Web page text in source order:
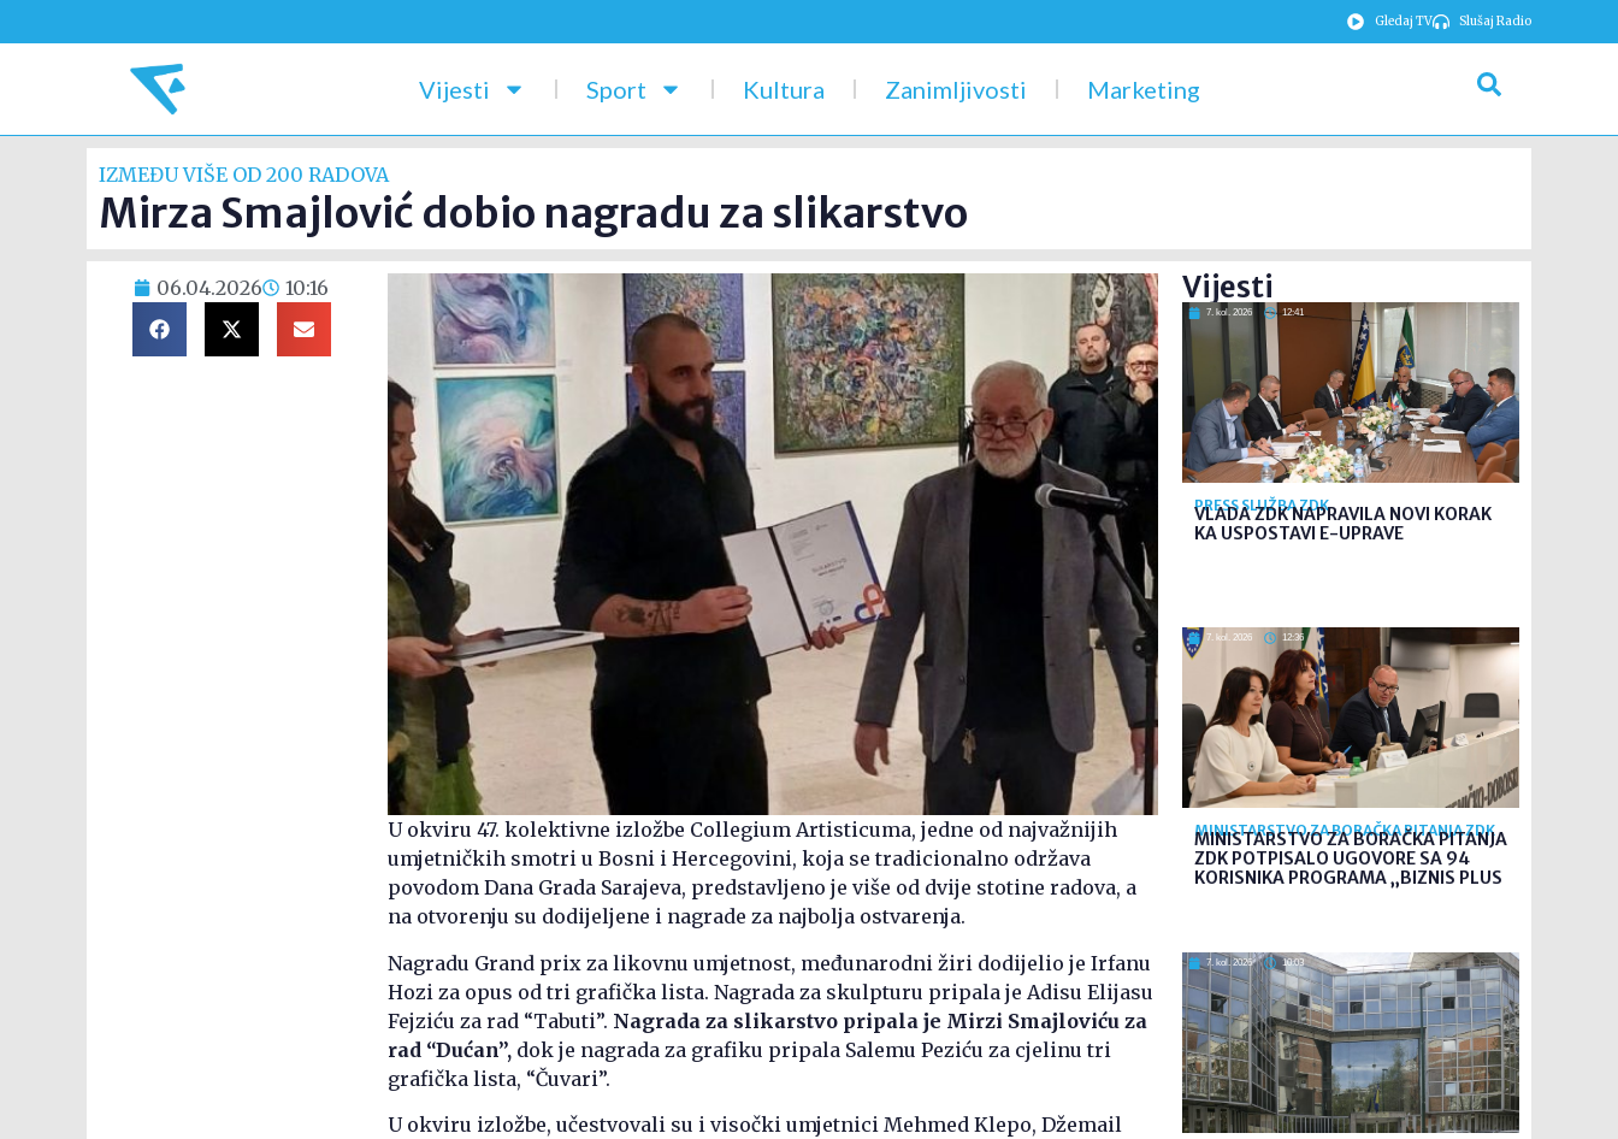
Gledaj TV Slušaj Radio
Vijesti Sport Kultura Zanimljivosti Marketing
IZMEĐU VIŠE OD 200 RADOVA
Mirza Smajlović dobio nagradu za slikarstvo
06.04.2026 10:16
U okviru 47. kolektivne izložbe Collegium Artisticuma, jedne od najvažnijih
umjetničkih smotri u Bosni i Hercegovini, koja se tradicionalno održava
povodom Dana Grada Sarajeva, predstavljeno je više od dvije stotine radova, a
na otvorenju su dodijeljene i nagrade za najbolja ostvarenja.
Nagradu Grand prix za likovnu umjetnost, međunarodni žiri dodijelio je Irfanu
Hozi za opus od tri grafička lista. Nagrada za skulpturu pripala je Adisu Elijasu
Fejziću za rad “Tabuti”. Nagrada za slikarstvo pripala je Mirzi Smajloviću za
rad “Dućan”, dok je nagrada za grafiku pripala Salemu Peziću za cjelinu tri
grafička lista, “Čuvari”.
U okviru izložbe, učestvovali su i visočki umjetnici Mehmed Klepo, Džemail
Vijesti
7. kol. 2026 12:41
PRESS SLUŽBA ZDK
VLADA ZDK NAPRAVILA NOVI KORAK
KA USPOSTAVI E-UPRAVE
7. kol. 2026 12:36
MINISTARSTVO ZA BORAČKA PITANJA ZDK
MINISTARSTVO ZA BORAČKA PITANJA
ZDK POTPISALO UGOVORE SA 94
KORISNIKA PROGRAMA „BIZNIS PLUS
7. kol. 2026 10:03